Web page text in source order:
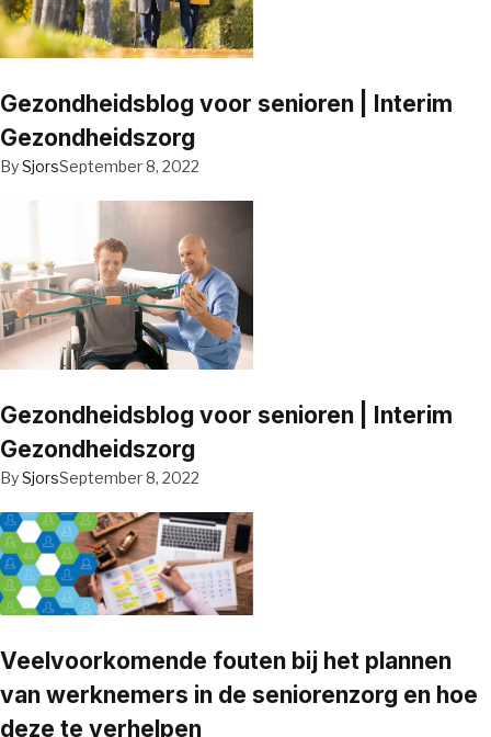
Gezondheidsblog voor senioren | Interim
Gezondheidszorg
BySjorsSeptember 8, 2022
Gezondheidsblog voor senioren | Interim
Gezondheidszorg
BySjorsSeptember 8, 2022
Veelvoorkomende fouten bij het plannen
van werknemers in de seniorenzorg en hoe
deze te verhelpen